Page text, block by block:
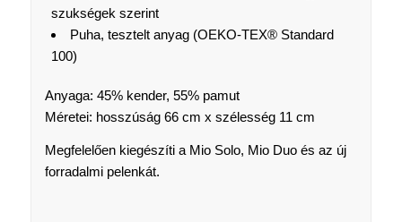
szukségek szerint
Puha, tesztelt anyag (OEKO-TEX® Standard
100)
Anyaga: 45% kender, 55% pamut
Méretei: hosszúság 66 cm x szélesség 11 cm
Megfelelően kiegészíti a Mio Solo, Mio Duo és az új
forradalmi pelenkát.